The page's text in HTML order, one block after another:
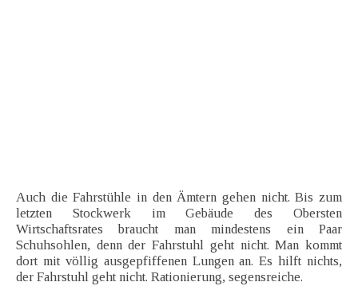
Auch die Fahrstühle in den Ämtern gehen nicht. Bis zum
letzten Stockwerk im Gebäude des Obersten
Wirtschaftsrates braucht man mindestens ein Paar
Schuhsohlen, denn der Fahrstuhl geht nicht. Man kommt
dort mit völlig ausgepfiffenen Lungen an. Es hilft nichts,
der Fahrstuhl geht nicht. Rationierung, segensreiche.